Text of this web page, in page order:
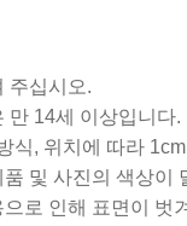
주십시오.
만 14세 이상입니다.
식, 위치에 따라
및 사진의 색상이
로 인해 표면이 벗